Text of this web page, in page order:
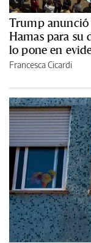
Trump anunció
Hamas para su
lo pone en
Francesca Cicardi